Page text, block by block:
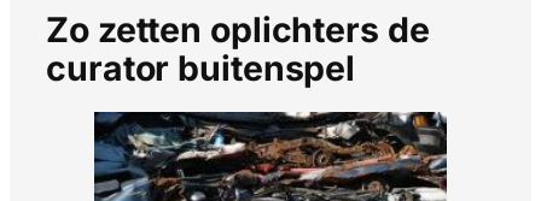
Zo zetten oplichters de
curator buitenspel